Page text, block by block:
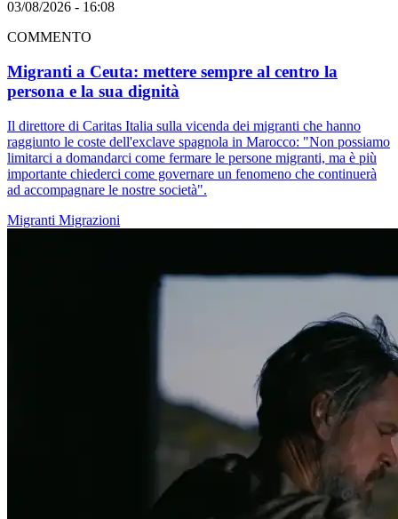
03/08/2026 - 16:08
COMMENTO
Migranti a Ceuta: mettere sempre al centro la
persona e la sua dignità
Il direttore di Caritas Italia sulla vicenda dei migranti che hanno
raggiunto le coste dell'exclave spagnola in Marocco: "Non possiamo
limitarci a domandarci come fermare le persone migranti, ma è più
importante chiederci come governare un fenomeno che continuerà
ad accompagnare le nostre società".
Migranti Migrazioni